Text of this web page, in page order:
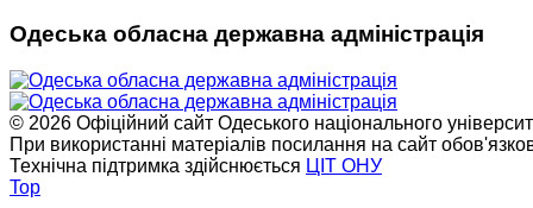
Одеська обласна державна адміністрація
© 2026 Офіційний сайт Одеського національного
При використанні матеріалів посилання на сайт
Технічна підтримка здійснюється ЦІТ ОНУ
Top